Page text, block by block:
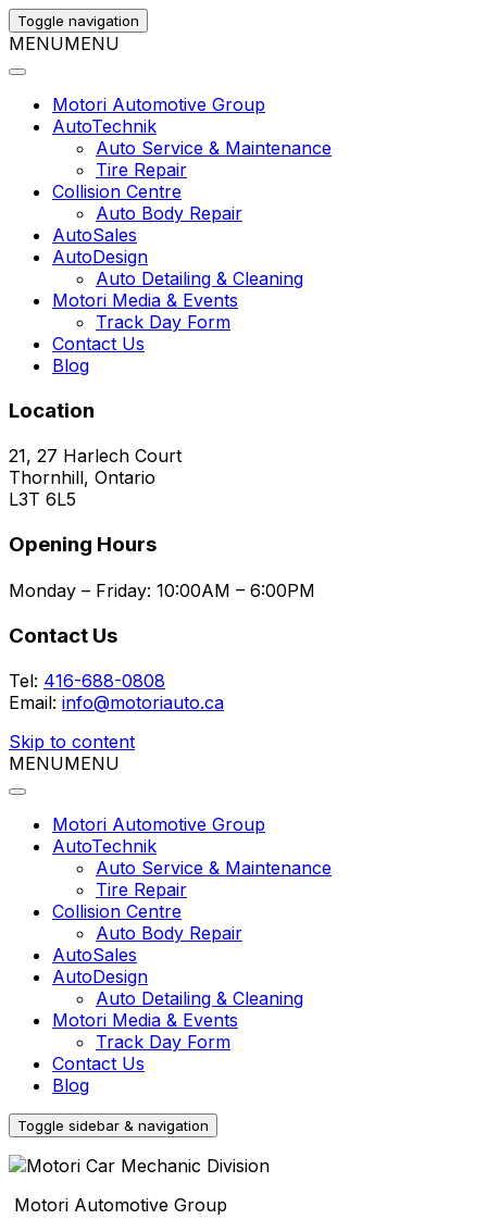
Toggle navigation
MENUMENU
Motori Automotive Group
AutoTechnik
Auto Service & Maintenance
Tire Repair
Collision Centre
Auto Body Repair
AutoSales
AutoDesign
Auto Detailing & Cleaning
Motori Media & Events
Track Day Form
Contact Us
Blog
Location
21, 27 Harlech Court
Thornhill, Ontario
L3T 6L5
Opening Hours
Monday – Friday: 10:00AM – 6:00PM
Contact Us
Tel: 416-688-0808
Email: info@motoriauto.ca
Skip to content
MENUMENU
Motori Automotive Group
AutoTechnik
Auto Service & Maintenance
Tire Repair
Collision Centre
Auto Body Repair
AutoSales
AutoDesign
Auto Detailing & Cleaning
Motori Media & Events
Track Day Form
Contact Us
Blog
Toggle sidebar & navigation
Motori Automotive Group